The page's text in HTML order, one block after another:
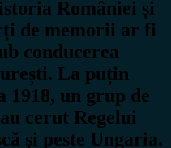
României și
de memorii ar fi
conducerea
La puțin
1918, un grup de
cerut Regelui
și peste Ungaria.